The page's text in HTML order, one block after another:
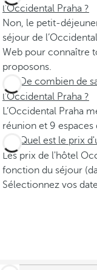
l’Occidental Praha ?
Non, le petit-
séjour de
Web pour connaître
proposons.
De combien de
l’Occidental Praha ?
L’Occidental Praha
réunion et 9 espaces
Quel est le prix
Les prix de l'hôtel
fonction du séjour
Sélectionnez vos